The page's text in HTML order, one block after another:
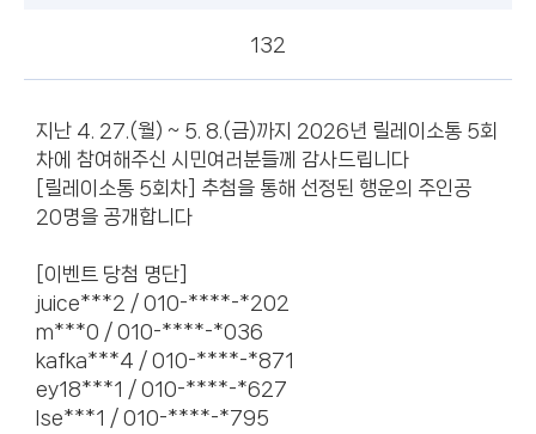
132
지난 4. 27.(월) ~ 5. 8.(금)까지 2026년 릴레이소통 5회
차에 참여해주신 시민여러분들께 감사드립니다
[릴레이소통 5회차] 추첨을 통해 선정된 행운의 주인공
20명을 공개합니다
[이벤트 당첨 명단]
juice***2 / 010-****-*202
m***0 / 010-****-*036
kafka***4 / 010-****-*871
ey18***1 / 010-****-*627
lse***1 / 010-****-*795